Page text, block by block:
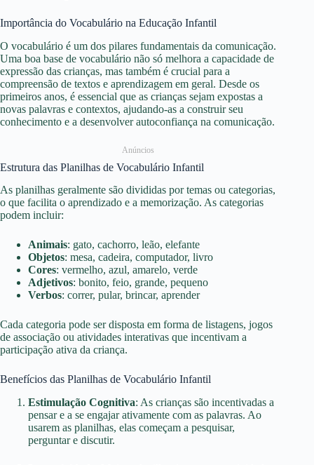
Importância do Vocabulário na Educação Infantil
O vocabulário é um dos pilares fundamentais da comunicação.
Uma boa base de vocabulário não só melhora a capacidade de
expressão das crianças, mas também é crucial para a
compreensão de textos e aprendizagem em geral. Desde os
primeiros anos, é essencial que as crianças sejam expostas a
novas palavras e contextos, ajudando-as a construir seu
conhecimento e a desenvolver autoconfiança na comunicação.
Anúncios
Estrutura das Planilhas de Vocabulário Infantil
As planilhas geralmente são divididas por temas ou categorias,
o que facilita o aprendizado e a memorização. As categorias
podem incluir:
Animais: gato, cachorro, leão, elefante
Objetos: mesa, cadeira, computador, livro
Cores: vermelho, azul, amarelo, verde
Adjetivos: bonito, feio, grande, pequeno
Verbos: correr, pular, brincar, aprender
Cada categoria pode ser disposta em forma de listagens, jogos
de associação ou atividades interativas que incentivam a
participação ativa da criança.
Benefícios das Planilhas de Vocabulário Infantil
Estimulação Cognitiva: As crianças são incentivadas a
pensar e a se engajar ativamente com as palavras. Ao
usarem as planilhas, elas começam a pesquisar,
perguntar e discutir.